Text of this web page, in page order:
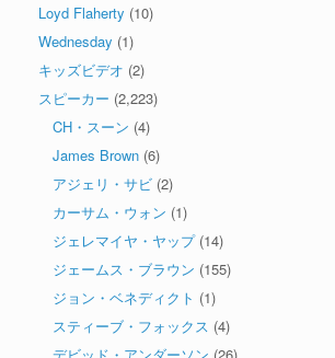
Loyd Flaherty (10)
Wednesday (1)
キッズビデオ (2)
スピーカー (2,223)
CH・スーン (4)
James Brown (6)
アジェリ・サビ (2)
カーサム・ウォン (1)
ジェレマイヤ・ヤップ(14)
ジェームス・ブラウン (155)
ジョン・ベネディクト (1)
スティーブ・フォックス (4)